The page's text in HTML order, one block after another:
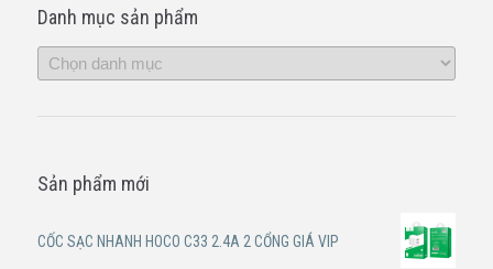
Danh mục sản phẩm
Sản phẩm mới
CỐC SẠC NHANH HOCO C33 2.4A 2 CỔNG GIÁ VIP